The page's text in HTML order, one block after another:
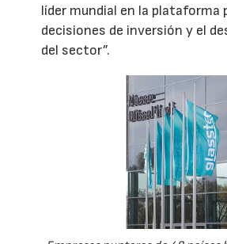
líder mundial en la plataforma
decisiones de inversión y el
del sector”.